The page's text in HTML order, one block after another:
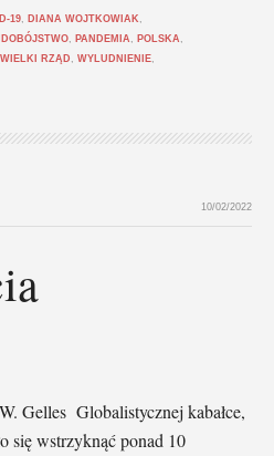
19, DIANA WOJTKOWIAK ,
, PANDEMIA , POLSKA ,
WIELKI RZĄD , WYLUDNIENIE,
10/02/2022
Gelles Globalistycznej kabałce,
się wstrzyknąć ponad 10